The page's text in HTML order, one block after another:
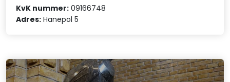
KvK nummer: 09166748
Adres: Hanepol 5